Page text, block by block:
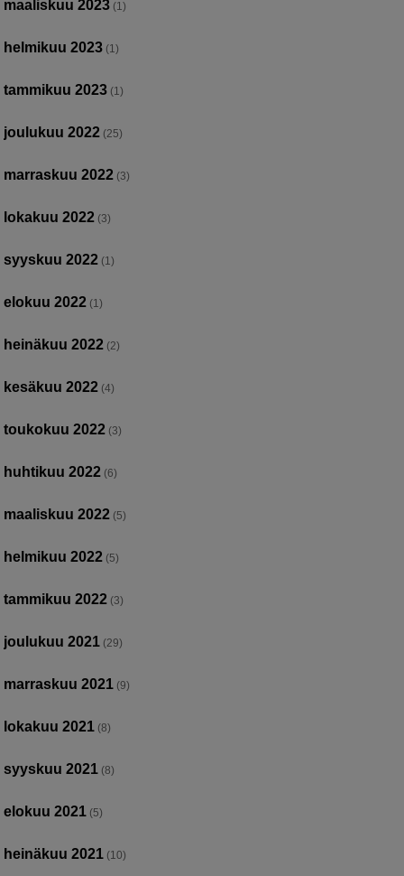
maaliskuu 2023 (1)
helmikuu 2023 (1)
tammikuu 2023 (1)
joulukuu 2022 (25)
marraskuu 2022 (3)
lokakuu 2022 (3)
syyskuu 2022 (1)
elokuu 2022 (1)
heinäkuu 2022 (2)
kesäkuu 2022 (4)
toukokuu 2022 (3)
huhtikuu 2022 (6)
maaliskuu 2022 (5)
helmikuu 2022 (5)
tammikuu 2022 (3)
joulukuu 2021 (29)
marraskuu 2021 (9)
lokakuu 2021 (8)
syyskuu 2021 (8)
elokuu 2021 (5)
heinäkuu 2021 (10)